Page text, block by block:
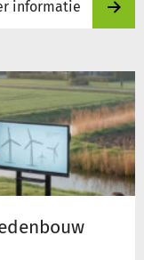
informatie